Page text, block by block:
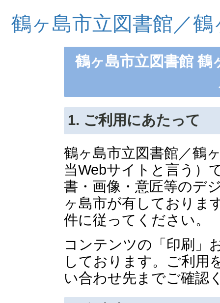
鶴ヶ島市立図書館／
鶴ヶ島市立図書館
1. ご利用にあたって
鶴ヶ島市立図書館／鶴
当Webサイトと言う）
書・画像・意匠等のデ
ヶ島市が有しておりま
件に従ってください。
コンテンツの「印刷」
しております。ご利用
い合わせ先までご確認